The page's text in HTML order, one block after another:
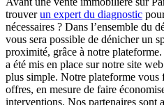
trouverun expert du diagnostic
nécessaires ? Dans l’ensemble du
vous sera possible de dénicher un
proximité, grâce à notre
a été mis en place sur notre site
plus simple. Notre plateforme vous
offres, en mesure de faire
interventions. Nos partenaires sont